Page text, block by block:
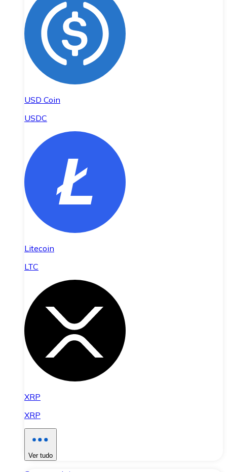
USD Coin
USDC
Litecoin
LTC
XRP
XRP
Ver tudo